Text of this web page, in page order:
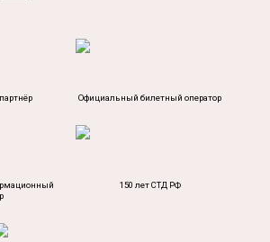
Официальный билетный оператор
150 лет СТД РФ